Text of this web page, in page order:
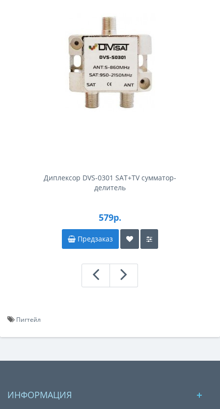
Диплексор DVS-0301 SAT+TV сумматор-
делитель
579р.
Предзаказ
Пигтейл
ИНФОРМАЦИЯ